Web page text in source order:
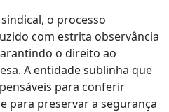
o processo
com estrita observância
o direito ao
A entidade sublinha que
para conferir
para preservar a segurança